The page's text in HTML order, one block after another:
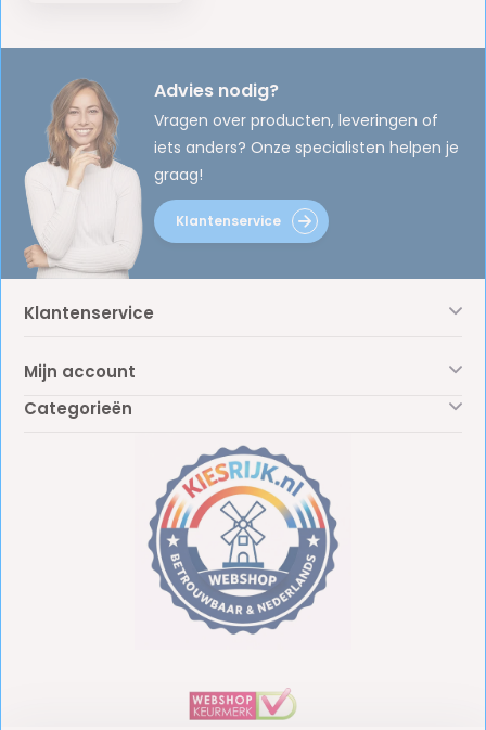
Advies nodig?
Vragen over producten, leveringen of
iets anders? Onze specialisten helpen je
graag!
Klantenservice
Klantenservice
Mijn account
Categorieën